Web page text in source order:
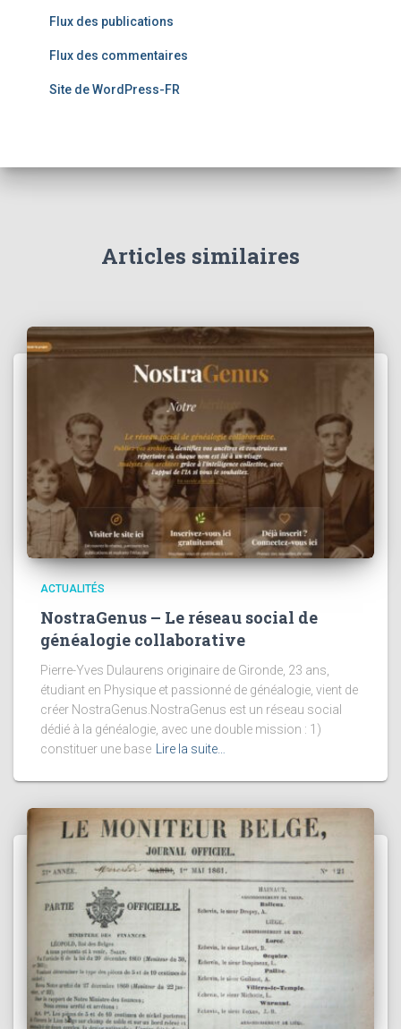
Flux des publications
Flux des commentaires
Site de WordPress-FR
Articles similaires
ACTUALITÉS
NostraGenus – Le réseau social de
généalogie collaborative
Pierre-Yves Dulaurens originaire de Gironde, 23 ans,
étudiant en Physique et passionné de généalogie, vient de
créer NostraGenus.NostraGenus est un réseau social
dédié à la généalogie, avec une double mission : 1)
constituer une base
Lire la suite…